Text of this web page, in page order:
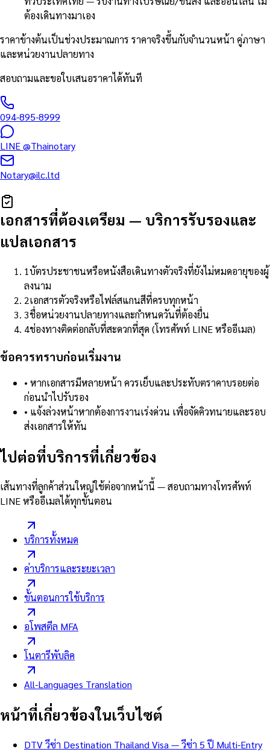
ต้องเดินทางมาเอง
ราคาข้างต้นเป็นช่วงประมาณการ ราคาจริงขึ้นกับจำนวนหน้า คู่ภาษา
และหน่วยงานปลายทาง
สอบถามและขอใบเสนอราคาได้ทันที
094-895-8999
LINE@Thainotary
Notary@ilc.ltd
เอกสารที่ต้องเตรียม — บริการรับรองและ
แปลเอกสาร
1บัตรประชาชนหรือหนังสือเดินทางตัวจริงที่ยังไม่หมดอายุของผู้
ลงนาม
2เอกสารตัวจริงหรือไฟล์สแกนสีที่ครบทุกหน้า
3ชื่อหน่วยงานปลายทางและกำหนดวันที่ต้องยื่น
4ช่องทางติดต่อกลับที่สะดวกที่สุด (โทรศัพท์ LINE หรืออีเมล)
ข้อควรทราบก่อนเริ่มงาน
• หากเอกสารมีหลายหน้า ควรเย็บและประทับตราคาบรอยต่อ
ก่อนนำไปรับรอง
• แจ้งล่วงหน้าหากต้องการงานเร่งด่วน เพื่อจัดคิวทนายและรอบ
ส่งเอกสารให้ทัน
ไปต่อที่บริการที่เกี่ยวข้อง
เส้นทางที่ลูกค้าส่วนใหญ่ใช้ต่อจากหน้านี้ — สอบถามทางโทรศัพท์
LINE หรืออีเมลได้ทุกขั้นตอน
บริการทั้งหมด
ค่าบริการและระยะเวลา
ขั้นตอนการใช้บริการ
อโพสตีล MFA
โนตารีพับลิค
All-Languages Translation
หน้าที่เกี่ยวข้องในเว็บไซต์
DTV วีซ่า Destination Thailand Visa — วีซ่า 5 ปี Multi-Entry